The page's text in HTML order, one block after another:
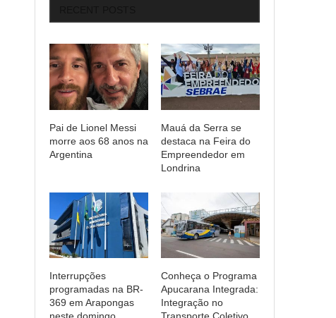
Pai de Lionel Messi
morre aos 68 anos na
Argentina
Mauá da Serra se
destaca na Feira do
Empreendedor em
Londrina
Interrupções
programadas na BR-
369 em Arapongas
Conheça o Programa
Apucarana Integrada:
Integração no